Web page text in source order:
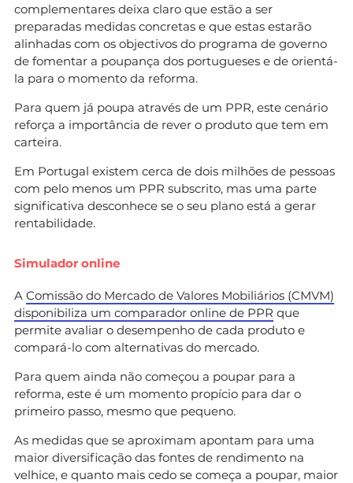
complementares deixa claro que estão a ser
preparadas medidas concretas e que estas estarão
alinhadas com os objectivos do programa de governo
de fomentar a poupança dos portugueses e de orientá-
la para o momento da reforma.
Para quem já poupa através de um PPR, este cenário
reforça a importância de rever o produto que tem em
carteira.
Em Portugal existem cerca de dois milhões de pessoas
com pelo menos um PPR subscrito, mas uma parte
significativa desconhece se o seu plano está a gerar
rentabilidade.
Simulador online
A Comissão do Mercado de Valores Mobiliários (CMVM)
disponibiliza um comparador online de PPR que
permite avaliar o desempenho de cada produto e
compará-lo com alternativas do mercado.
Para quem ainda não começou a poupar para a
reforma, este é um momento propício para dar o
primeiro passo, mesmo que pequeno.
As medidas que se aproximam apontam para uma
maior diversificação das fontes de rendimento na
velhice, e quanto mais cedo se começa a poupar, maior